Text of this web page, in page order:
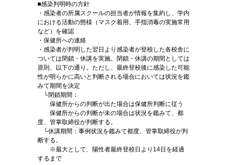
■感染判明時の方針
・感染者の所属スクールの担当者が情報を集約し、学内
における活動の態様（マスク着用、手指消毒の実施常用
など）を確認
・保健所への連絡
・感染者が判明した翌日より感染者が登校した各校舎に
ついては閉鎖・休講を実施。閉鎖・休講の期間としては
原則、以下の通り。ただし、最終登校後に感染した可能
性が明らかに高いと判断される場合においては状況を鑑
みて期間を決定
└閉鎖期間：
保健所からの判断が出た場合は保健所判断に従う
保健所からの判断が未の場合は状況を鑑みて、都
度、管掌取締役が判断する。
└休講期間：事例状況を鑑みて都度、管掌取締役が判
断する。
※最大として、陽性者最終登校日より14日を経過
するまで